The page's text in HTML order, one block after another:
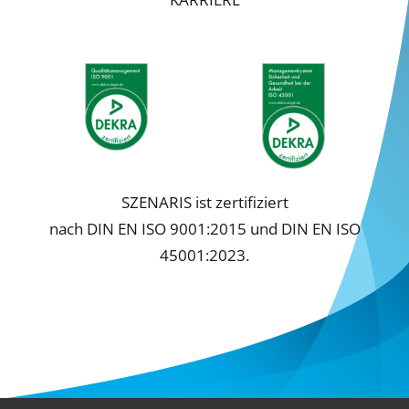
SZENARIS ist zertifiziert
nach DIN EN ISO 9001:2015 und DIN EN ISO
45001:2023.